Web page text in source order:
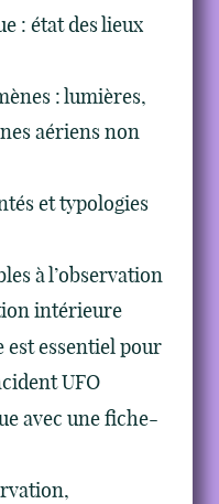
: état des lieux
: lumières,
aériens non
et typologies
à l’observation
intérieure
essentiel pour
UFO
avec une fiche-